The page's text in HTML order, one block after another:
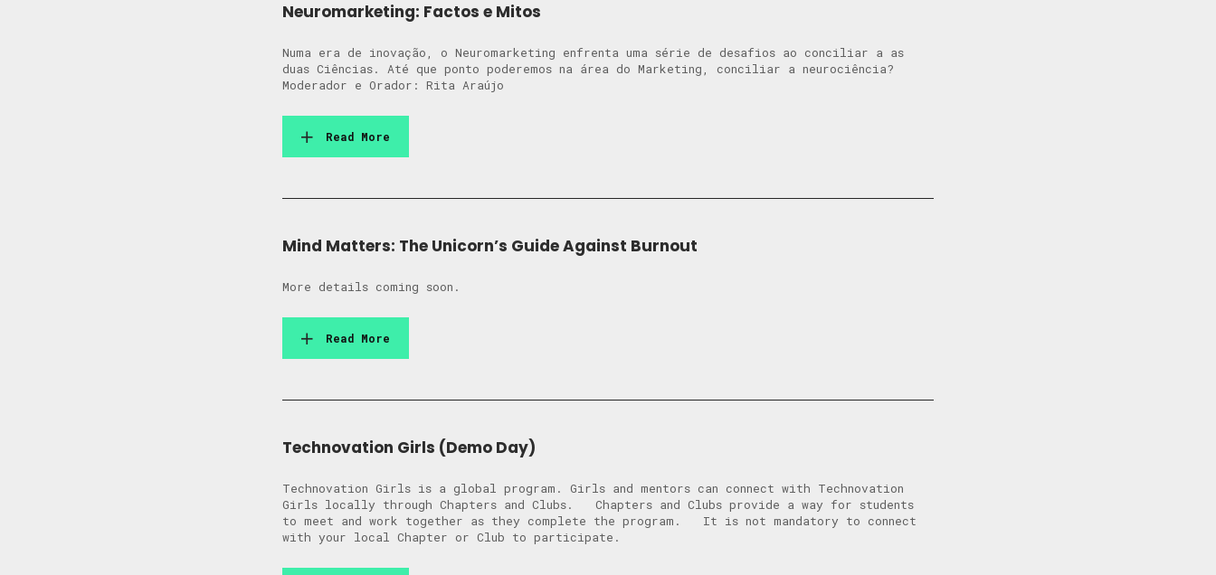
Neuromarketing: Factos e Mitos
Numa era de inovação, o Neuromarketing enfrenta uma série de desafios ao conciliar a as
duas Ciências. Até que ponto poderemos na área do Marketing, conciliar a neurociência?
Moderador e Orador: Rita Araújo
Read More
Mind Matters: The Unicorn’s Guide Against Burnout
More details coming soon.
Read More
Technovation Girls (Demo Day)
Technovation Girls is a global program. Girls and mentors can connect with Technovation
Girls locally through Chapters and Clubs. Chapters and Clubs provide a way for students
to meet and work together as they complete the program. It is not mandatory to connect
with your local Chapter or Club to participate.